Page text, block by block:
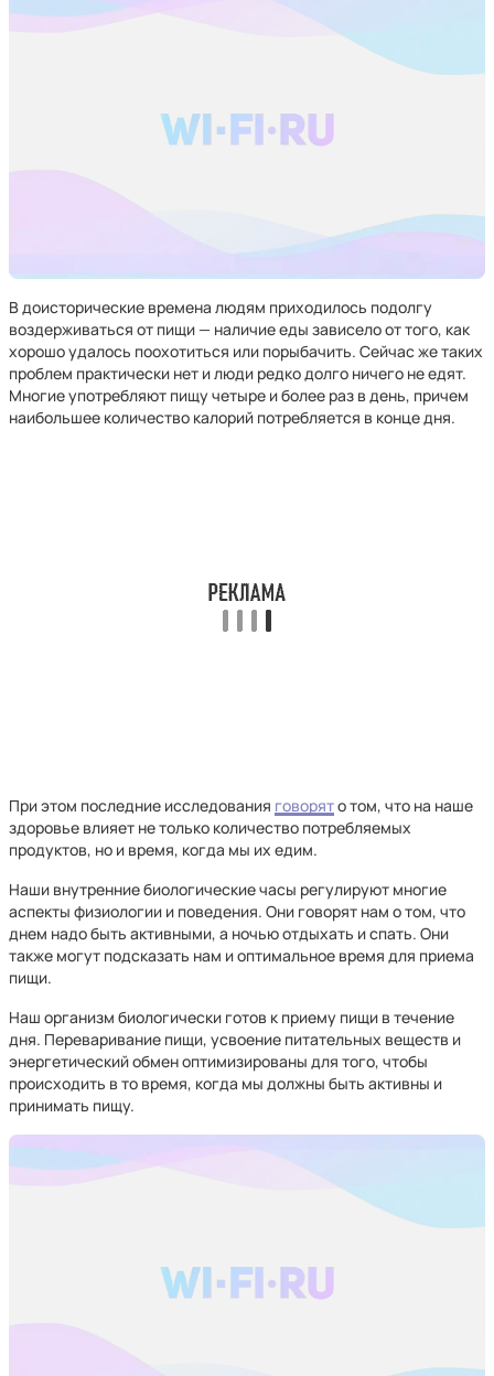
В доисторические времена людям приходилось подолгу
воздерживаться от пищи — наличие еды зависело от того, как
хорошо удалось поохотиться или порыбачить. Сейчас же таких
проблем практически нет и люди редко долго ничего не едят.
Многие употребляют пищу четыре и более раз в день, причем
наибольшее количество калорий потребляется в конце дня.
При этом последние исследования говорято том, что на наше
здоровье влияет не только количество потребляемых
продуктов, но и время, когда мы их едим.
Наши внутренние биологические часы регулируют многие
аспекты физиологии и поведения. Они говорят нам о том, что
днем надо быть активными, а ночью отдыхать и спать. Они
также могут подсказать нам и оптимальное время для приема
пищи.
Наш организм биологически готов к приему пищи в течение
дня. Переваривание пищи, усвоение питательных веществ и
энергетический обмен оптимизированы для того, чтобы
происходить в то время, когда мы должны быть активны и
принимать пищу.